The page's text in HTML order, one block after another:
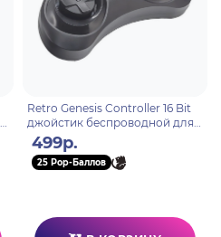
Retro Genesis Controller 16 Bit
джойстик беспроводной для
HD Ultra, P2
499р.
25 Pop-Баллов